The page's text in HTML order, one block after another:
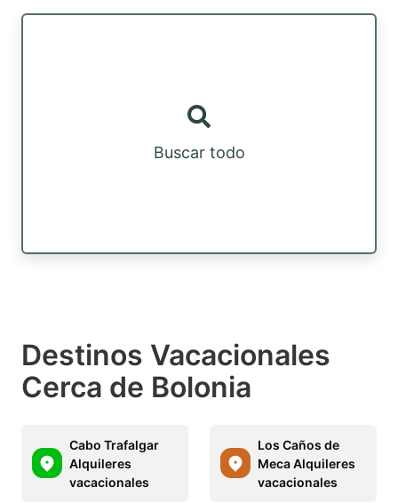
Buscar todo
Destinos Vacacionales
Cerca de Bolonia
Cabo Trafalgar
Alquileres
vacacionales
Los Caños de
Meca Alquileres
vacacionales